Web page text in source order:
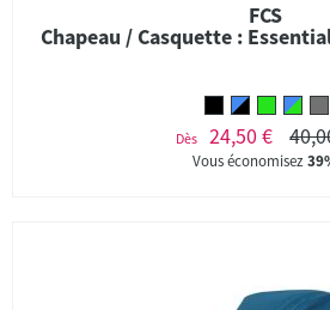
FCS
Chapeau / Casquette :
Dès 24,50 €
Vous économisez